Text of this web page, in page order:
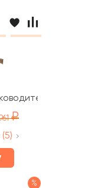
1400x900x765
(5)
%